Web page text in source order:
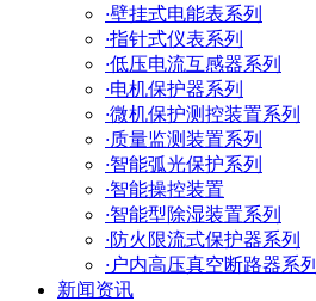
·壁挂式电能表系列
·指针式仪表系列
·低压电流互感器系列
·电机保护器系列
·微机保护测控装置系列
·质量监测装置系列
·智能弧光保护系列
·智能操控装置
·智能型除湿装置系列
·防火限流式保护器系列
· 户内高压真空断路器系列
新闻资讯